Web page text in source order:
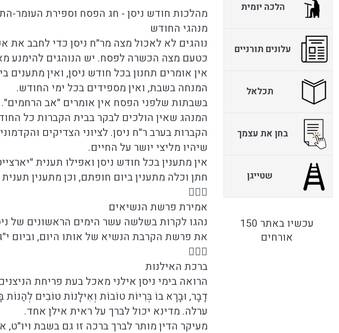
מהלכות חודש ניסן - חג הפסח וספירת העומר-
מנהגי החודש
נוהגים לא לאכול מצה מר"ח ניסן כדי לחבב את
כטעם מצה הכשרה לפסח. יש הנוהגים להימנע
אין אומרים תחנון בכל חודש ניסן, ואין
המנחה בשבת, ואין מספידים בכל ימי החודש.
בשבתות שלפני הפסח אין אומרים "אב הרחמים".
המנהג שאין הולכים לבקר בבית הקברות כל
הקברות בערב ר"ח ניסן. לציוני הצדיקים
שיהיו מליצי יושר על החיים.
אין מתענין בכל חודש ניסן ואפילו תענית
חתן וכלה מתענין ביום חופתם, וכן מתענין

אמירת פרשת הנשיאים
נהגו לקרות בשלשה עשר הימים הראשונים של
את פרשת הקרבת הנשיא של אותו היום, וביום

ברכת האילנות
הרואה בימי ניסן אילני מאכל בעת פריחת
דָבָר, וּבָרָא בוֹ בְּרִיוֹת טוֹבוֹת וְאִילָנוֹת טוֹבִים
ערלה. מדינא יכול לברך על ראית אילן אחד.
מעיקר הדין מותר לברך ברכה זו גם בשבת
הלכה יומית
עלונים תורניים
תכלאל
בחן את עצמך
שטייגן
עכשיו באתר 150
אורחים